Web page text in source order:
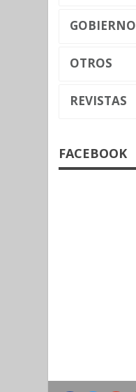
GOBIERNO
OTROS
REVISTAS
FACEBOOK